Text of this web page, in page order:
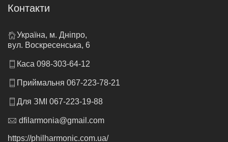
Контакти
Україна, м. Дніпро,
вул. Воскресенська, 6
Каса 098-303-64-12
Приймальня 067-223-78-21
Для ЗМІ 067-223-19-88
dfilarmonia@gmail.com
https://philharmonic.com.ua/